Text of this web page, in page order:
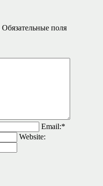
Обязательные поля
Email:*
Website: